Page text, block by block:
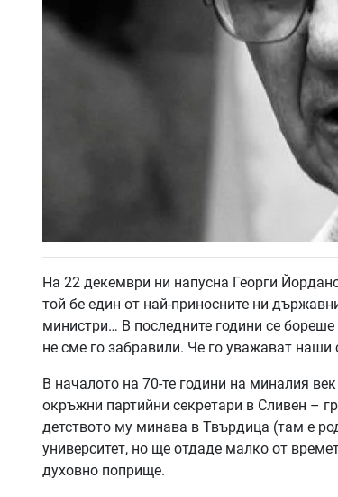
На 22 декември ни напусна Георги
той бе един от най-приносните ни
министри… В последните години се бореше
не сме го забравили. Че го уважават
В началото на 70-те години на миналия
окръжни партийни секретари в Сливен –
детството му минава в Твърдица (там е
университет, но ще отдаде малко от
духовно поприще.